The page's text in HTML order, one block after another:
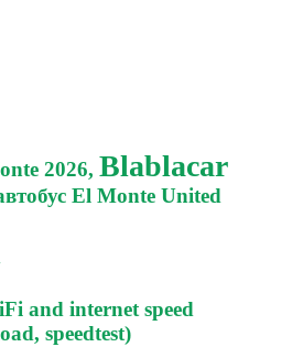
2026, Blablacar
El Monte United
and internet speed
speedtest)